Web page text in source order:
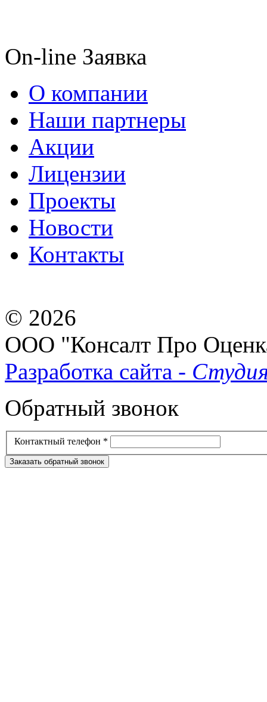
On-line Заявка
О компании
Наши партнеры
Акции
Лицензии
Проекты
Новости
Контакты
© 2026
ООО "Консалт Про
Разработка сайта -
Обратный звонок
Контактный телефон *